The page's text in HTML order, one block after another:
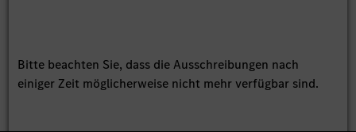
Bitte beachten Sie, dass die Ausschreibungen nach
einiger Zeit möglicherweise nicht mehr verfügbar sind.